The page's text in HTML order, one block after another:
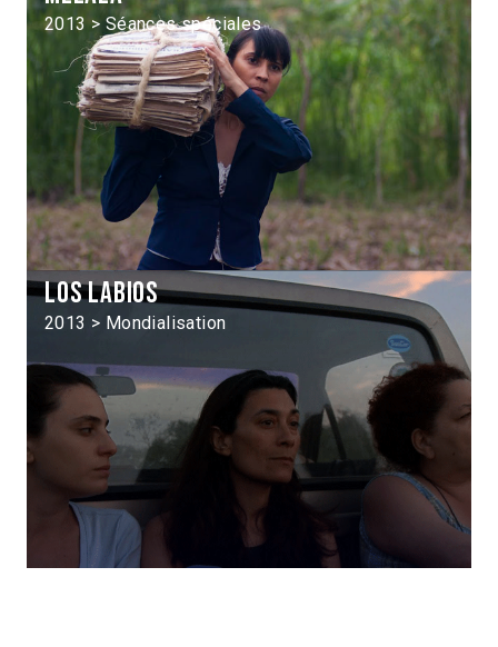
2013 > Séances spéciales
Los labios
2013 > Mondialisation